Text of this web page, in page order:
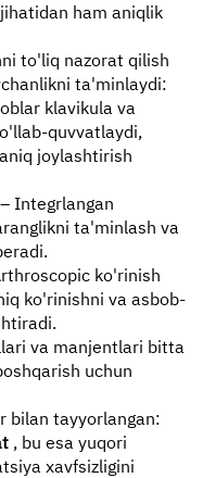
ham aniqlik
to'liq nazorat qilish
ta'minlaydi:
klavikula va
quvvatlaydi,
joylashtirish
– Integrlangan
ta'minlash va
ko'rinish
ko'rinishni va asbob-
va manjentlari bitta
uchun
bilan tayyorlangan:
, bu esa yuqori
xavfsizligini